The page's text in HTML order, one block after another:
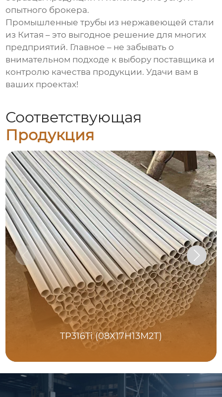
опытного брокера.
Промышленные трубы из нержавеющей стали
из Китая – это выгодное решение для многих
предприятий. Главное – не забывать о
внимательном подходе к выбору поставщика и
контролю качества продукции. Удачи вам в
ваших проектах!
Соответствующая
Продукция
TP316Ti (08Х17Н13М2Т)